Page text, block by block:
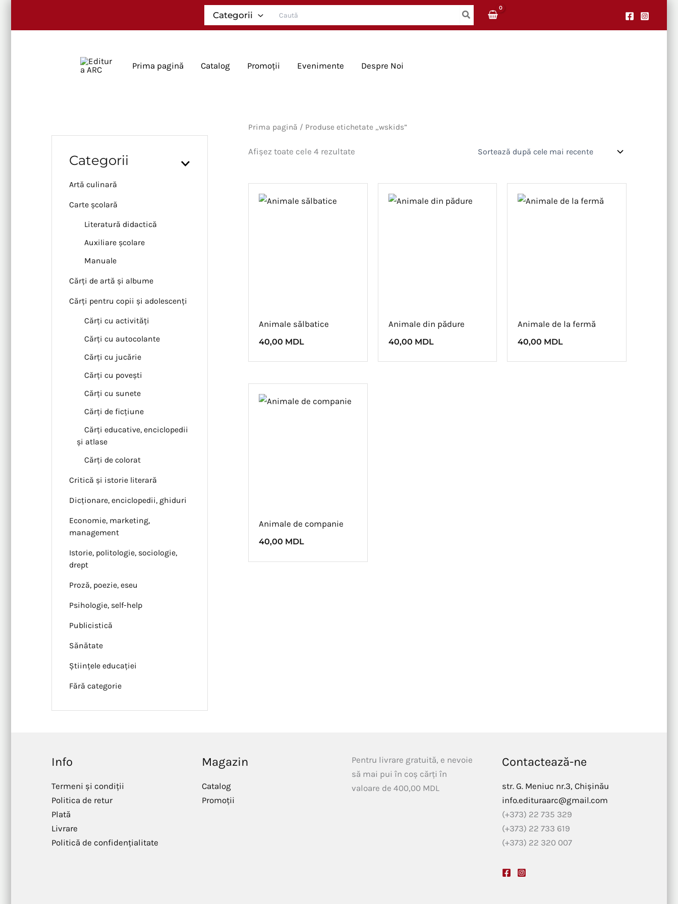
Categorii
for:
Prima pagină Catalog Promoții Evenimente Despre Noi
Categorii
Artă culinară
Carte școlară
Literatură didactică
Auxiliare școlare
Manuale
Cărți de artă și albume
Cărți pentru copii și adolescenți
Cărți cu activități
Cărți cu autocolante
Cărți cu jucărie
Cărți cu povești
Cărți cu sunete
Cărți de ficțiune
Cărți educative, enciclopedii
și atlase
Cărți de colorat
Critică și istorie literară
Dicționare, enciclopedii, ghiduri
Economie, marketing,
management
Istorie, politologie, sociologie,
drept
Proză, poezie, eseu
Psihologie, self-help
Publicistică
Sănătate
Științele educației
Fără categorie
Prima pagină / Produse etichetate „wskids”
Afișez toate cele 4 rezultate
recente
Animale sălbatice
40,00 MDL
Animale din pădure
40,00 MDL
Animale de la fermă
40,00 MDL
Animale de companie
40,00 MDL
Info
Termeni și condiții
Politica de retur
Plată
Livrare
Politică de confidențialitate
Magazin
Catalog
Promoții
Pentru livrare gratuită, e nevoie
să mai pui în coș cărți în
valoare de 400,00 MDL
Contactează-ne
str. G. Meniuc nr.3, Chișinău
info.edituraarc@gmail.com
(+373) 22 735 329
(+373) 22 733 619
(+373) 22 320 007